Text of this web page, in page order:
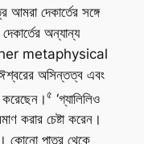
দেকার্তের সঙ্গে
অন্যান্য
metaphysical
অসিন্তত্ব এবং
৫ ‘গ্যালিলিও
করার চেষ্টা করেন।
কোনো পাত্র থেকে